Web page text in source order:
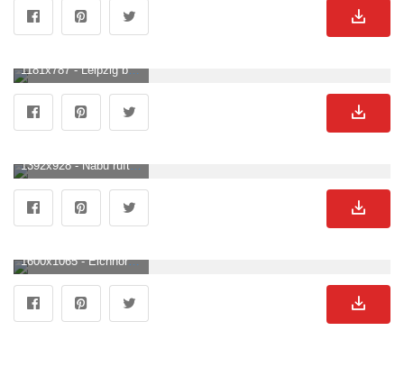
1181x787 - Leipzig braucht ein Eichhörnchenkonzept. Naturschutz und Kunst. Eichhornchen Hintergrund .
1392x928 - Nabu ruft zur Zählung von Igel, Eichhörnchen und Maulwurf auf. Eichhornchen Hintergrundbild.
1600x1065 - Eichhörnchen Archive • Naturfotografie. Eichhornchen Bild.